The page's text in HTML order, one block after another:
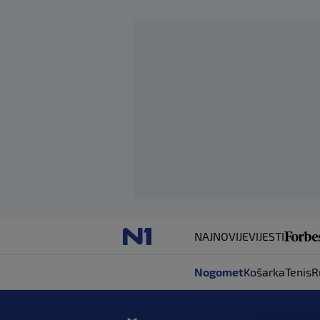
NAJNOVIJEVIJESTI
NogometKošarkaTenis